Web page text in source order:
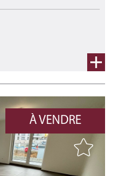
habitable de +/- 81,32
À VENDRE